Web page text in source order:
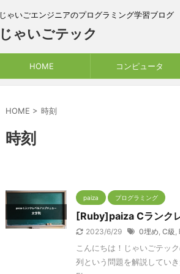
じゃいごエンジニアのプログラミング学習ブログ
じゃいごテック
HOME コンピュータ
HOME > 時刻
時刻
paiza プログラミング
[Ruby]paiza Cランク
2023/6/29 0埋め, C級 ,
こんにちは！じゃいごテッ
列という問題を解説してい